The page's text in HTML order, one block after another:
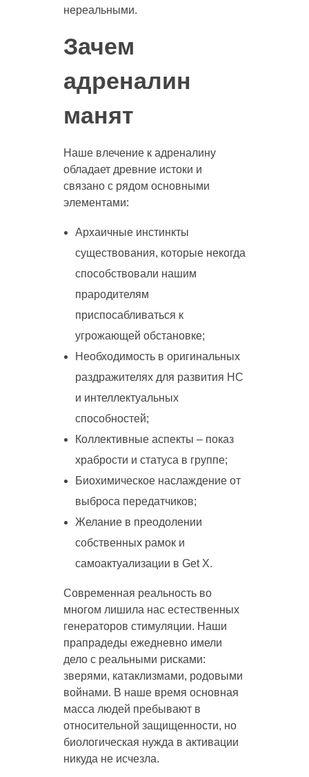
нереальными.
Зачем
адреналин
манят
Наше влечение к адреналину
обладает древние истоки и
связано с рядом основными
элементами:
Архаичные инстинкты
существования, которые некогда
способствовали нашим
прародителям
приспосабливаться к
угрожающей обстановке;
Необходимость в оригинальных
раздражителях для развития НС
и интеллектуальных
способностей;
Коллективные аспекты – показ
храбрости и статуса в группе;
Биохимическое наслаждение от
выброса передатчиков;
Желание в преодолении
собственных рамок и
самоактуализации в Get X.
Современная реальность во
многом лишила нас естественных
генераторов стимуляции. Наши
прапрадеды ежедневно имели
дело с реальными рисками:
зверями, катаклизмами, родовыми
войнами. В наше время основная
масса людей пребывают в
относительной защищенности, но
биологическая нужда в активации
никуда не исчезла.